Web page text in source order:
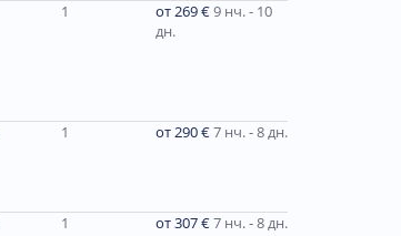
1 от 269 €9 нч. - 10
дн.
1 от 290 €7 нч. - 8 дн.
1 от 307 €7 нч. - 8 дн.